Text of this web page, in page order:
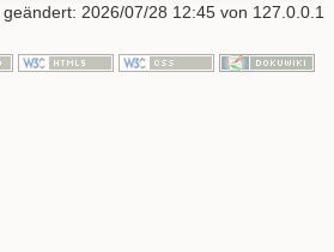
geändert: 2026/07/28 12:45 von 127.0.0.1